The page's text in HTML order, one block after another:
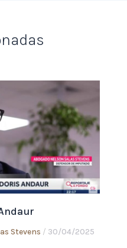
Stevens / 30/04/2025